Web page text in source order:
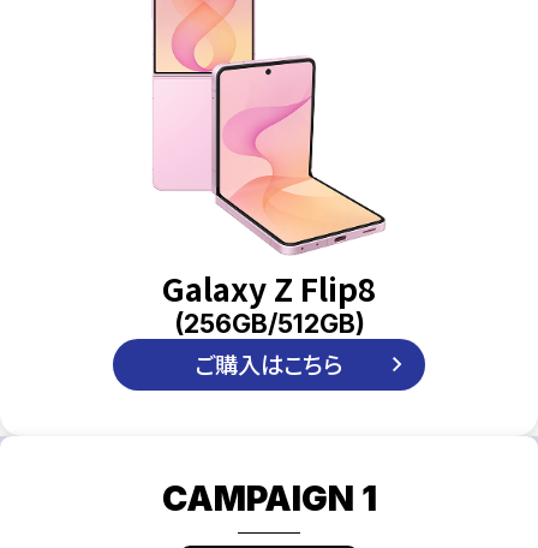
Galaxy Z Flip8
(256GB/512GB)
ご購入はこちら
CAMPAIGN 1